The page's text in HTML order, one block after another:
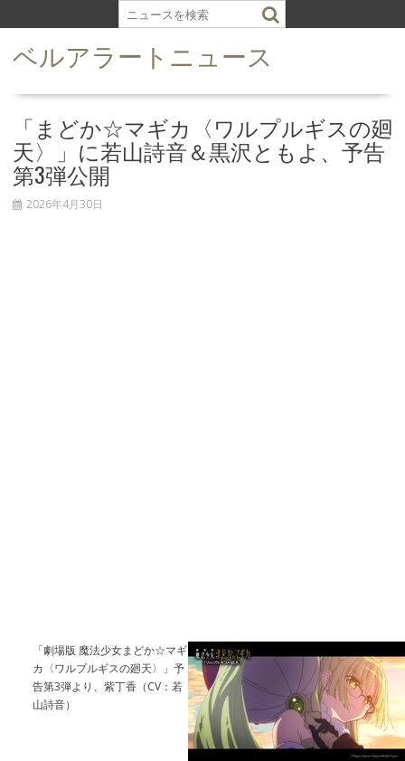
k
ベルアラートニュース
「まどか☆マギカ〈ワルプルギスの廻
天〉」に若山詩音＆黒沢ともよ、予告
第3弾公開
2026年4月30日
「劇場版 魔法少女まどか☆マギ
カ〈ワルプルギスの廻天〉」予
告第3弾より、紫丁香（CV：若
山詩音）